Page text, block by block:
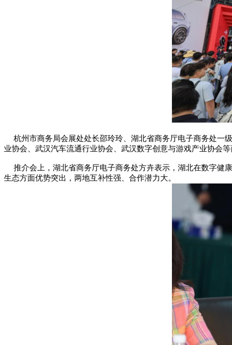
杭州市商务局会展处处长邵玲玲、湖北省商务厅电子商务处一
业协会、武汉汽车流通行业协会、武汉数字创意与游戏产业协会
推介会上，湖北省商务厅电子商务处方卉表示，湖北在数字健
生态方面优势突出，两地互补性强、合作潜力大。